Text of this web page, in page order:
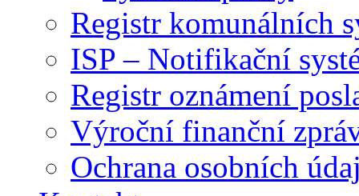
Registr komunálních
ISP – Notifikační
Registr oznámení
Výroční finanční
Ochrana osobních